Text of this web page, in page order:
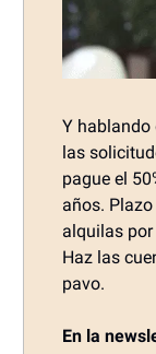
Y hablando
las
pague el
años.
alquilas por
Haz las
pavo.
En la